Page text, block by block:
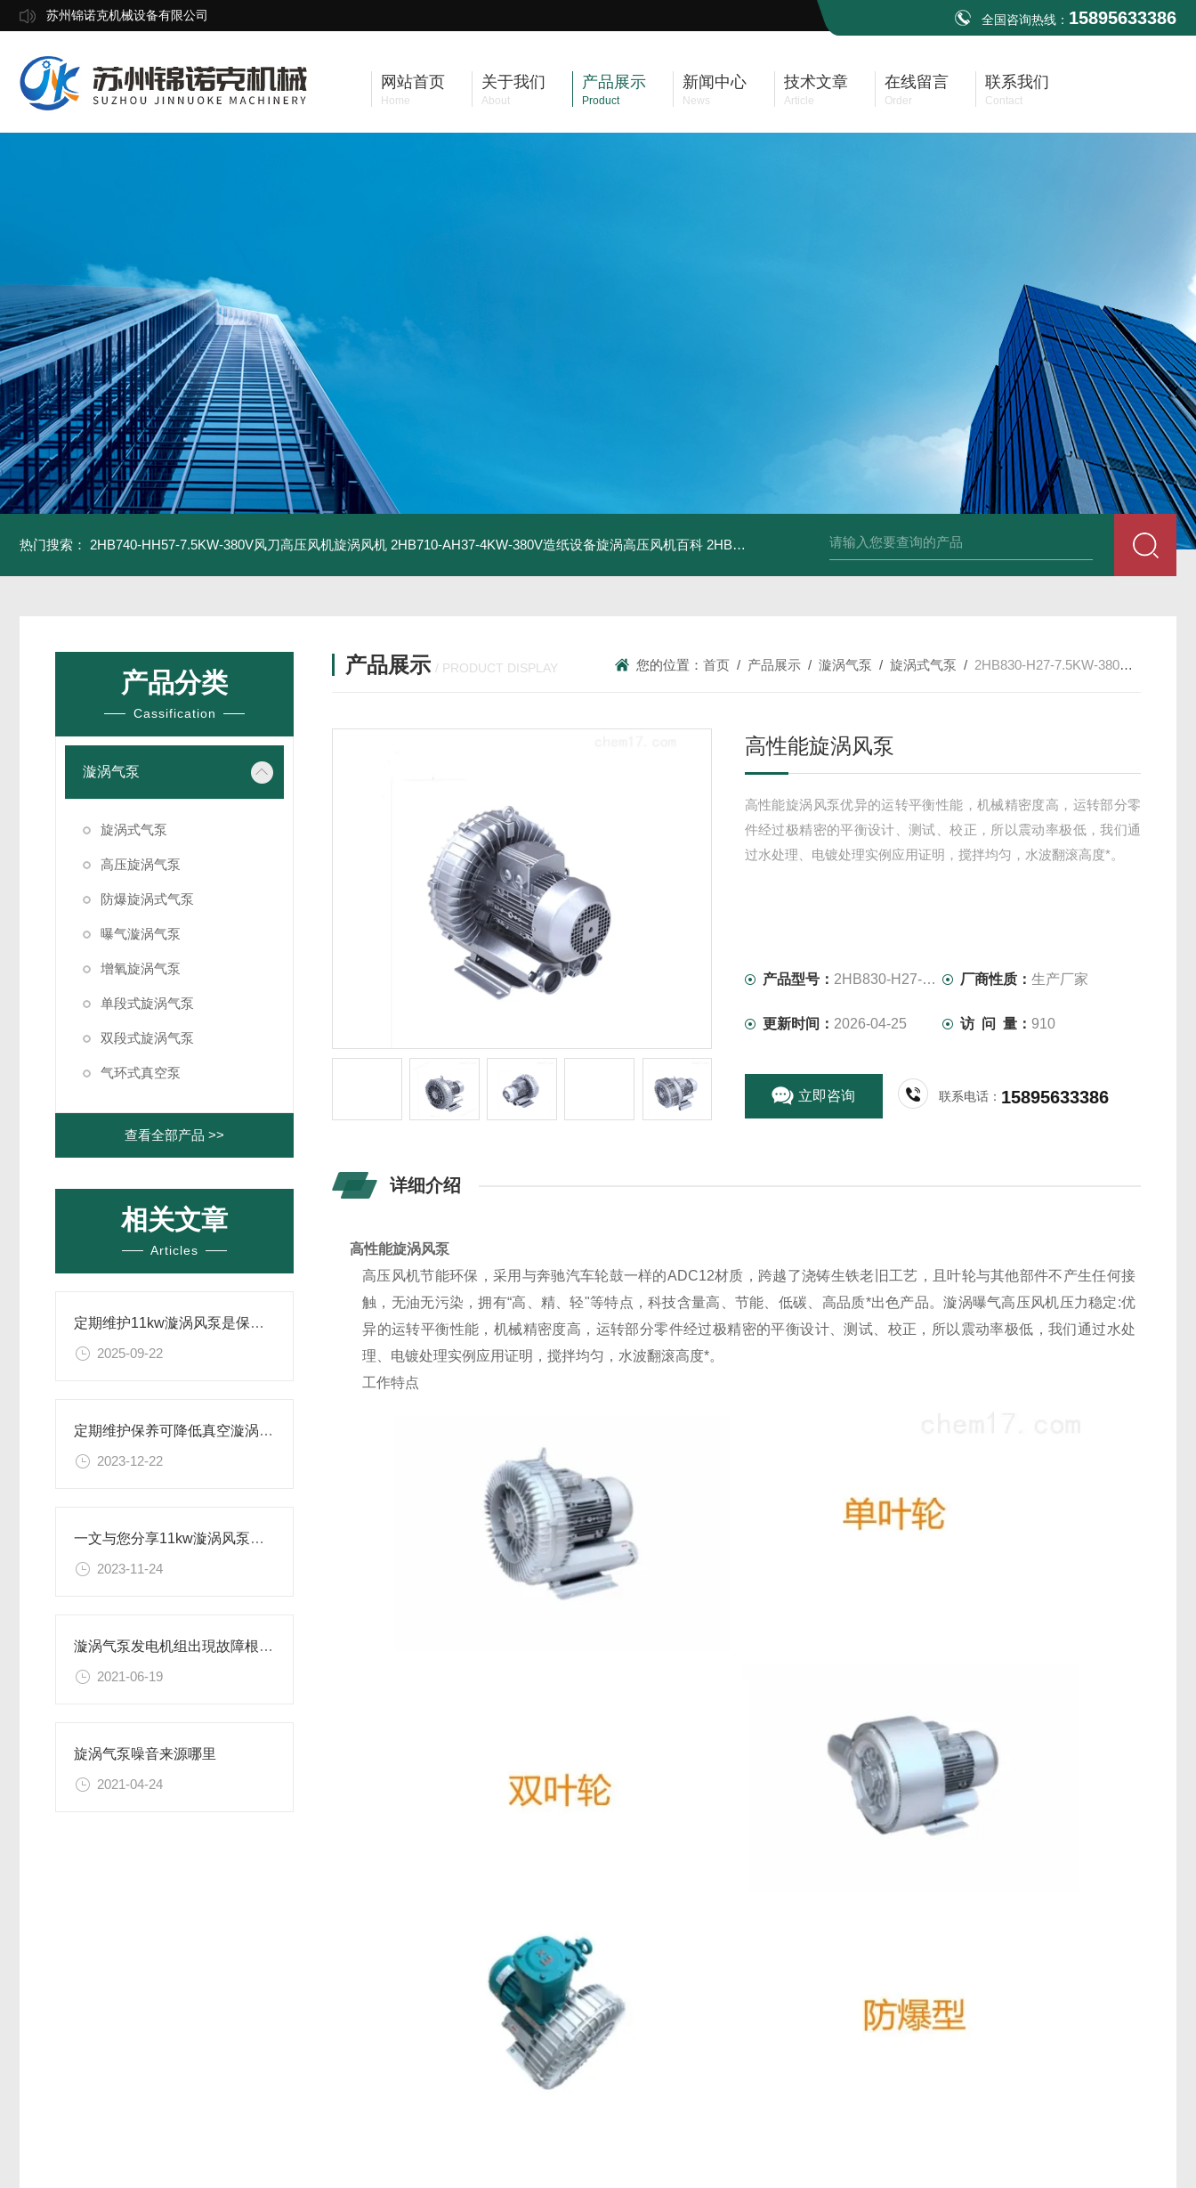
苏州锦诺克机械设备有限公司 全国咨询热线： 15895633386
网站首页
Home
关于我们
About
产品展示
Product
新闻中心
News
技术文章
Article
在线留言
Order
联系我们
Contact
热门搜索： 2HB740-HH57-7.5KW-380V风刀高压风机旋涡风机 2HB710-AH37-4KW-380V造纸设备旋涡高压风机百科 2HB820-HH27-7.5KW-380V强力吸尘高压风机旋涡风机 2HB930-AH07-8.5KW-
产品分类
Cassification
漩涡气泵
旋涡式气泵
高压旋涡气泵
防爆旋涡式气泵
曝气漩涡气泵
增氧旋涡气泵
单段式旋涡气泵
双段式旋涡气泵
气环式真空泵
查看全部产品 >>
相关文章
Articles
定期维护11kw漩涡风泵是保证正常运转的关键
2025-09-22
定期维护保养可降低真空漩涡风泵的故障率
2023-12-22
一文与您分享11kw漩涡风泵的常见故障相应解决方法
2023-11-24
漩涡气泵发电机组出現故障根本原因
2021-06-19
旋涡气泵噪音来源哪里
2021-04-24
产品展示 / PRODUCT DISPLAY 您的位置：首页 / 产品展示 /漩涡气泵 /旋涡式气泵 / 2HB830-H27-7.5KW-380V高性能旋涡风泵
高性能旋涡风泵
高性能旋涡风泵优异的运转平衡性能，机械精密度高，运转部分零
件经过极精密的平衡设计、测试、校正，所以震动率极低，我们通
过水处理、电镀处理实例应用证明，搅拌均匀，水波翻滚高度*。
产品型号： 2HB830-H27-7.5KW-380V 厂商性质：生产厂家
更新时间： 2026-04-25 访 问 量： 910
立即咨询 联系电话： 15895633386
详细介绍
高性能旋涡风泵
高压风机节能环保，采用与奔驰汽车轮鼓一样的ADC12材质，跨越了浇铸生铁老旧工艺，且叶轮与其他部件不产生任何接
触，无油无污染，拥有“高、精、轻"等特点，科技含量高、节能、低碳、高品质*出色产品。漩涡曝气高压风机压力稳定:优
异的运转平衡性能，机械精密度高，运转部分零件经过极精密的平衡设计、测试、校正，所以震动率极低，我们通过水处
理、电镀处理实例应用证明，搅拌均匀，水波翻滚高度*。
工作特点